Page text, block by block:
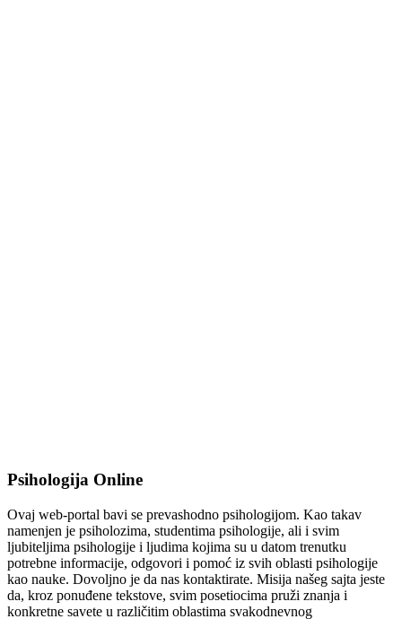
Psihologija Online
Ovaj web-portal bavi se prevashodno psihologijom. Kao takav
namenjen je psiholozima, studentima psihologije, ali i svim
ljubiteljima psihologije i ljudima kojima su u datom trenutku
potrebne informacije, odgovori i pomoć iz svih oblasti psihologije
kao nauke. Dovoljno je da nas kontaktirate. Misija našeg sajta jeste
da, kroz ponuđene tekstove, svim posetiocima pruži znanja i
konkretne savete u različitim oblastima svakodnevnog